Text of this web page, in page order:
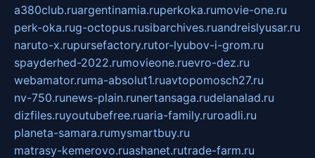
a380club.ruargentinamia.ruperkoka.rumovie-one.ru
perk-oka.rug-octopus.rusibarchives.ruandreislyusar.ru
naruto-x.rupursefactory.rutor-lyubov-i-grom.ru
spayderhed-2022.rumovieone.ruevro-dez.ru
webamator.ruma-absolut1.ruavtopomosch27.ru
nv-750.runews-plain.runertansaga.rudelanalad.ru
dizfiles.ruyoutubefree.ruaria-family.ruroadli.ru
planeta-samara.rumysmartbuy.ru
matrasy-kemerovo.ruashanet.rutrade-farm.ru